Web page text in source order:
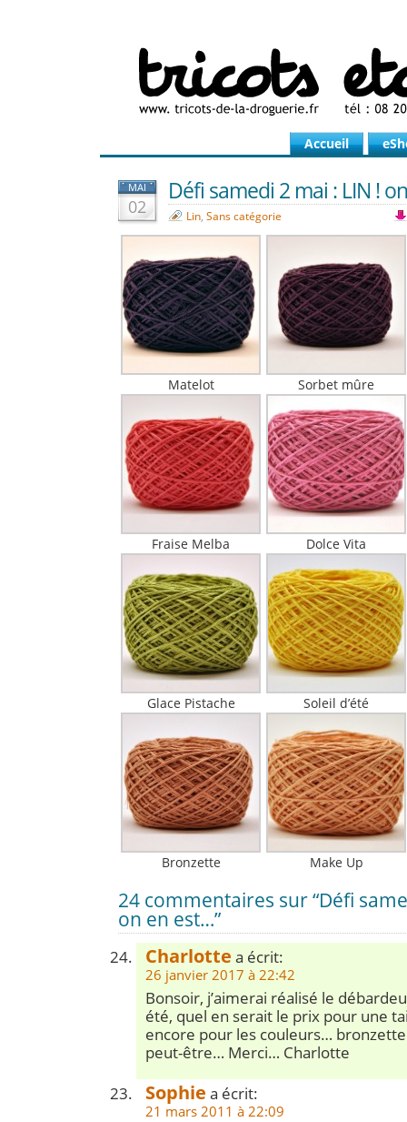
Accueil
MAI
02
Défi samedi 2 mai : LIN !
Lin, Sans catégorie
Matelot Sorbet mûre
Fraise Melba Dolce Vita
Glace Pistache Soleil d’été
Bronzette Make Up
24 commentaires sur “Défi
on en est…”
Charlotte a écrit:
26 janvier 2017 à 22:42
Bonsoir, j’aimerai réalisé le
été, quel en serait le prix pour une
encore pour les couleurs…
peut-être… Merci… Charlotte
Sophie a écrit:
21 mars 2011 à 22:09